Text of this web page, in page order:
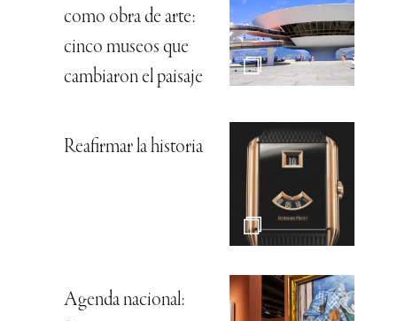
como obra de arte:
cinco museos que
cambiaron el paisaje
Reafirmar la historia
Agenda nacional: